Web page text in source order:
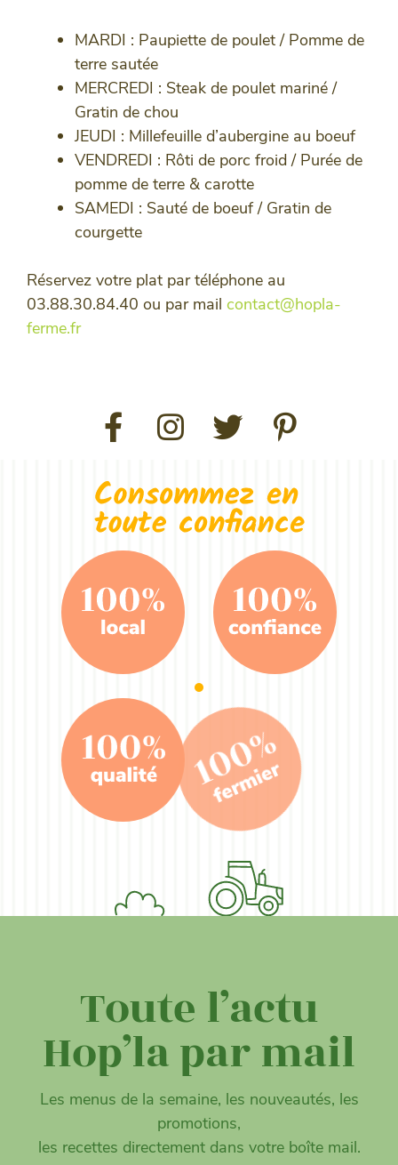
MARDI : Paupiette de poulet / Pomme de
terre sautée
MERCREDI : Steak de poulet mariné /
Gratin de chou
JEUDI : Millefeuille d’aubergine au boeuf
VENDREDI : Rôti de porc froid / Purée de
pomme de terre & carotte
SAMEDI : Sauté de boeuf / Gratin de
courgette
Réservez votre plat par téléphone au
03.88.30.84.40 ou par mail contact@hopla-
ferme.fr
Toute l’actu
Hop’la par mail
Les menus de la semaine, les nouveautés, les
promotions,
les recettes directement dans votre boîte mail.